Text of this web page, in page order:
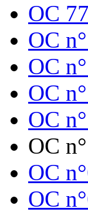
OC
OC
OC
OC
OC
OC
OC
OC